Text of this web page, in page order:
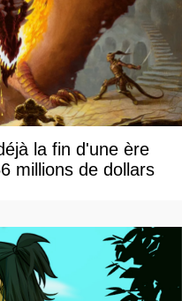
la fin d'une ère
millions de dollars